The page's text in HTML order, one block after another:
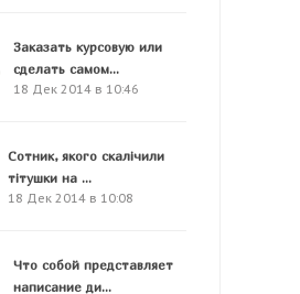
Заказать курсовую или
сделать самом...
18 Дек 2014 в 10:46
Сотник, якого скалічили
тітушки на ...
18 Дек 2014 в 10:08
Что собой представляет
написание ди...